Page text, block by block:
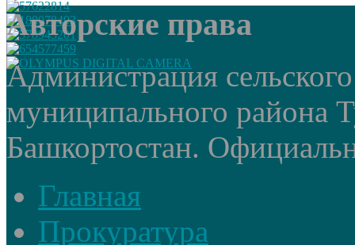
Авторские права
Администрация
муниципального района
Башкортостан.
Главная
Прокуратура